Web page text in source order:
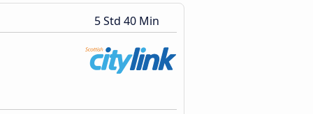
5 Std 40 Min